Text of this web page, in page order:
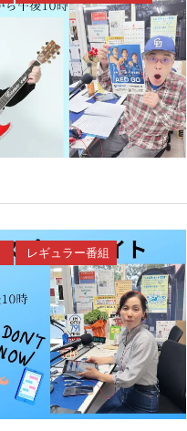
レギュラー番組